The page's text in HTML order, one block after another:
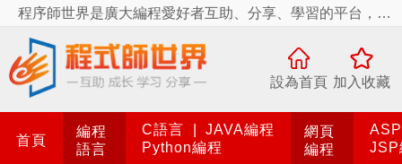
程序師世界是廣大編程愛好者互助、分享、學習的平台，程序師世界有你更精彩！
設為首頁 加入收藏
首頁
編程
語言
C語言
JAVA編程
Python編程
網頁
編程
JSP